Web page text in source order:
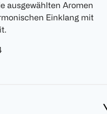
ausgewählten Aromen
Einklang mit